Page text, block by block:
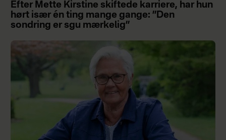
Efter Mette Kirstine skiftede karriere, har hun
hørt især én ting mange gange: ”Den
sondring er sgu mærkelig”